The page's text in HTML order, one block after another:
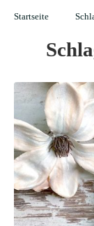
Startseite